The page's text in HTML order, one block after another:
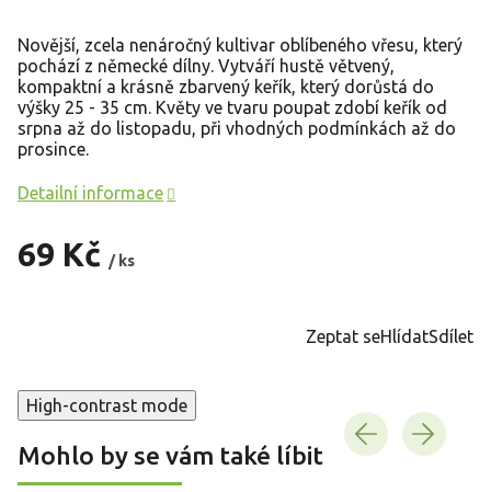
69 Kč / ks
Novější, zcela nenáročný kultivar oblíbeného vřesu, který
pochází z německé dílny. Vytváří hustě větvený,
kompaktní a krásně zbarvený keřík, který dorůstá do
výšky 25 - 35 cm. Květy ve tvaru poupat zdobí keřík od
srpna až do listopadu, při vhodných podmínkách až do
prosince.
Detailní informace
Zeptat seHlídatSdílet
High-contrast mode
Mohlo by se vám také líbit